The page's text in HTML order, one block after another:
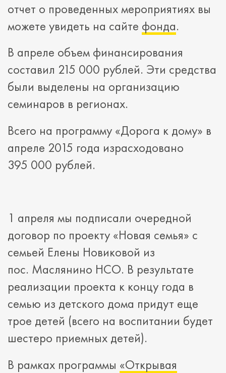
отчет о проведенных мероприятиях вы
можете увидеть на сайте фонда.
В апреле объем финансирования
составил 215 000 рублей. Эти средства
были выделены на организацию
семинаров в регионах.
Всего на программу «Дорога к дому» в
апреле 2015 года израсходовано
395 000 рублей.
1 апреля мы подписали очередной
договор по проекту «Новая семья» с
семьей Елены Новиковой из
пос. Маслянино НСО. В результате
реализации проекта к концу года в
семью из детского дома придут еще
трое детей (всего на воспитании будет
шестеро приемных детей).
В рамках программы «Открывая